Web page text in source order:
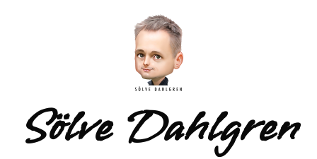
Sölve Dahlgren